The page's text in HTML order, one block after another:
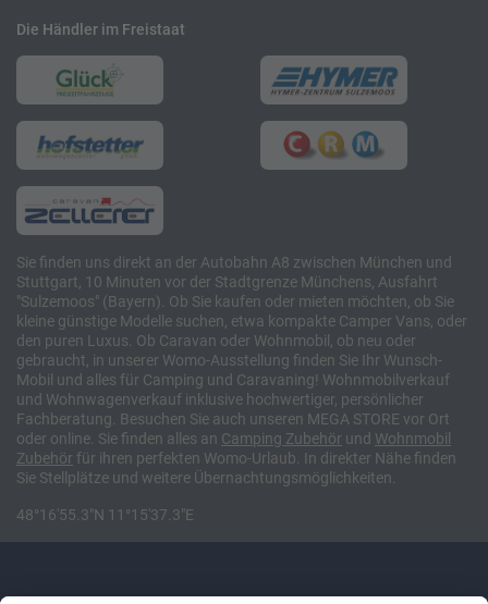
Die Händler im Freistaat
Sie finden uns direkt an der Autobahn A8 zwischen München und
Stuttgart, 10 Minuten vor der Stadtgrenze Münchens, Ausfahrt
"Sulzemoos" (Bayern). Ob Sie kaufen oder mieten möchten, ob Sie
kleine günstige Modelle suchen, etwa kompakte Camper Vans, oder
den puren Luxus. Ob Caravan oder Wohnmobil, ob neu oder
gebraucht, in unserer Womo-Ausstellung finden Sie Ihr Wunsch-
Mobil und alles für Camping und Caravaning! Wohnmobilverkauf
und Wohnwagenverkauf inklusive hochwertiger, persönlicher
Fachberatung. Besuchen Sie auch unseren MEGA STORE vor Ort
oder online. Sie finden alles an Camping Zubehör und Wohnmobil
Zubehör für ihren perfekten Womo-Urlaub. In direkter Nähe finden
Sie Stellplätze und weitere Übernachtungsmöglichkeiten.
48°16'55.3"N 11°15'37.3"E